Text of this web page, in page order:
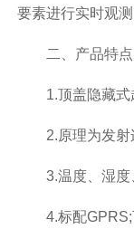
要素进行实时观
二、产品特点
1.顶盖隐藏式超
2.原理为发射连
3.温度、湿度、
4.标配GPRS;可